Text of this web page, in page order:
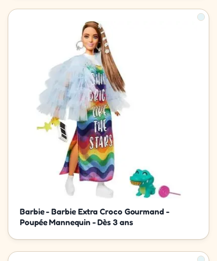
Barbie - Barbie Extra Croco Gourmand -
Poupée Mannequin - Dès 3 ans